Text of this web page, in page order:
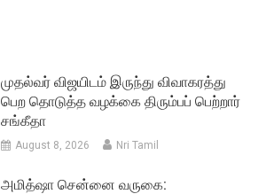
முதல்வர் விஜயிடம் இருந்து விவாகரத்து
பெற தொடுத்த வழக்கை திரும்பப் பெற்றார்
சங்கீதா
August 8, 2026 Nri Tamil
அமித்ஷா சென்னை வருகை: